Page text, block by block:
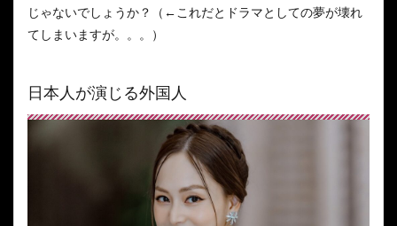
じゃないでしょうか？（←これだとドラマとしての夢が壊れ
てしまいますが。。。）
日本人が演じる外国人